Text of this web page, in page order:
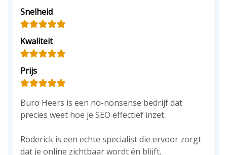
Snelheid
Kwaliteit
Prijs
Buro Heers is een no-nonsense bedrijf dat
precies weet hoe je SEO effectief inzet.
Roderick is een echte specialist die ervoor zorgt
dat je online zichtbaar wordt én blijft.